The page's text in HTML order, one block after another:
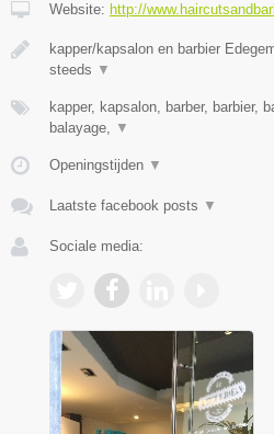
Website: http://
kapper/kapsalon en barbier
steeds ▼
kapper, kapsalon, barber, barbier,
balayage, ▼
Openingstijden ▼
Laatste facebook posts ▼
Sociale media: